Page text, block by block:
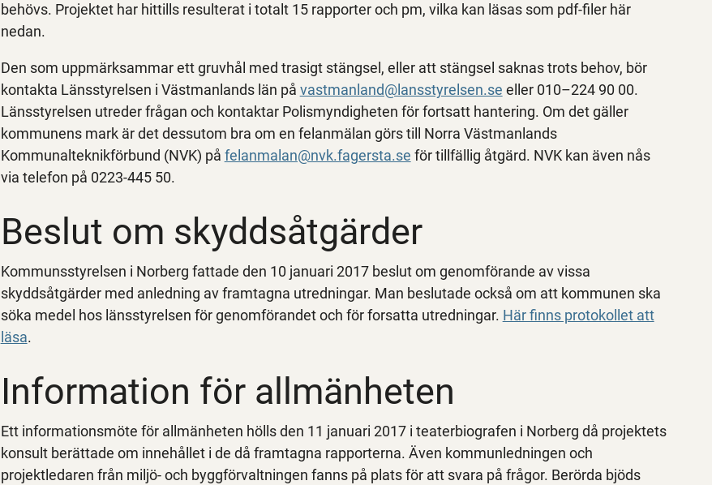
behövs. Projektet har hittills resulterat i totalt 15 rapporter och pm, vilka kan läsas som pdf-filer här
nedan.
Den som uppmärksammar ett gruvhål med trasigt stängsel, eller att stängsel saknas trots behov, bör
kontakta Länsstyrelsen i Västmanlands län på vastmanland@lansstyrelsen.se eller 010–224 90 00.
Länsstyrelsen utreder frågan och kontaktar Polismyndigheten för fortsatt hantering. Om det gäller
kommunens mark är det dessutom bra om en felanmälan görs till Norra Västmanlands
Kommunalteknikförbund (NVK) på felanmalan@nvk.fagersta.se för tillfällig åtgärd. NVK kan även nås
via telefon på 0223-445 50.
Beslut om skyddsåtgärder
Kommunsstyrelsen i Norberg fattade den 10 januari 2017 beslut om genomförande av vissa
skyddsåtgärder med anledning av framtagna utredningar. Man beslutade också om att kommunen ska
söka medel hos länsstyrelsen för genomförandet och för forsatta utredningar. Här finns protokollet att
läsa.
Information för allmänheten
Ett informationsmöte för allmänheten hölls den 11 januari 2017 i teaterbiografen i Norberg då projektets
konsult berättade om innehållet i de då framtagna rapporterna. Även kommunledningen och
projektledaren från miljö- och byggförvaltningen fanns på plats för att svara på frågor. Berörda bjöds